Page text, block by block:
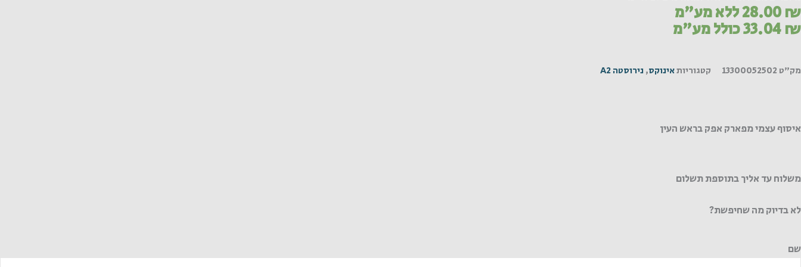
28.00₪ ללא מע"מ
33.04₪ כולל מע"מ
מק"ט 13300052502 קטגוריותאינוקס, נירוסטה A2
איסוף עצמי מפארק אפק בראש העין
משלוח עד אליך בתוספת תשלום
לא בדיוק מה שחיפשת?
שם